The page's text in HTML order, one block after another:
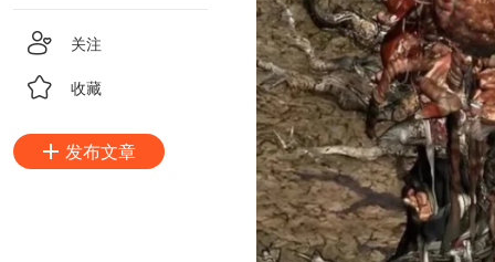
关注
收藏
发布文章